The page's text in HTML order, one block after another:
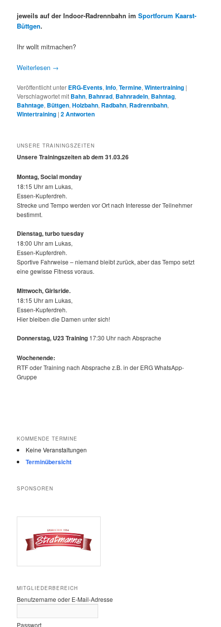
jeweils auf der Indoor-Radrennbahn imSportforum Kaarst-
Büttgen.
Ihr wollt mitmachen?
Weiterlesen →
Veröffentlicht unter ERG-Events,Info,Termine,Wintertraining |
Verschlagwortet mit Bahn, Bahnrad, Bahnradeln, Bahntag,
Bahntage, Büttgen,Holzbahn, Radbahn, Radrennbahn,
Wintertraining |2Antworten
UNSERE TRAININGSZEITEN
Unsere Trainingszeiten ab dem 31.03.26
Montag, Social monday
18:15 Uhr am Lukas,
Essen-Kupferdreh.
Strecke und Tempo werden vor Ort nach Interesse der Teilnehmer
bestimmt.
Dienstag, turbo tuesday
18:00 Uhr am Lukas,
Essen-Kupferdreh.
Sportive Fahrweise – niemand bleibt zurück, aber das Tempo setzt
eine gewisse Fitness voraus.
Mittwoch,Girlsride.
18:15 Uhr am Lukas,
Essen-Kupferdreh.
Hier bleiben die Damen unter sich!
Donnerstag, U23 Training 17:30 Uhr nach Absprache
Wochenende:
RTF oder Training nach Absprache z.B. in der ERG WhatsApp-
Gruppe
KOMMENDE TERMINE
Keine Veranstaltungen
Terminübersicht
SPONSOREN
MITGLIEDERBEREICH
Benutzername oder E-Mail-Adresse
Passwort